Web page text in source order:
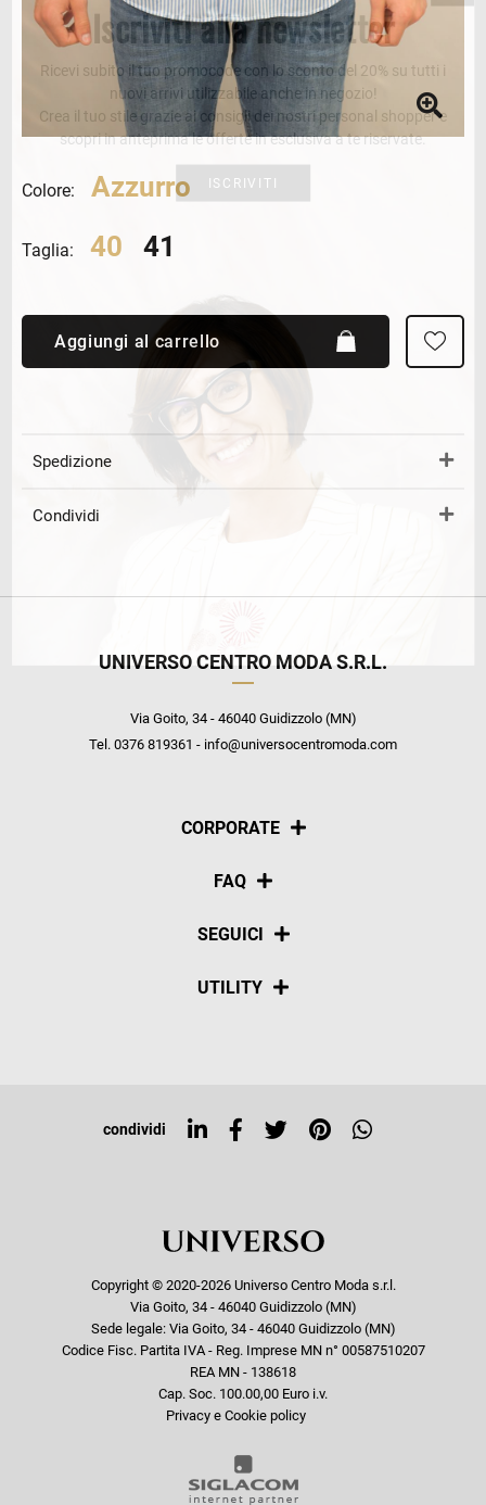
Colore: Azzurro
Taglia: 40 41
Aggiungi al carrello
Spedizione
Condividi
UNIVERSO CENTRO MODA S.R.L.
Via Goito, 34 - 46040 Guidizzolo (MN)
Tel. 0376 819361 - info@universocentromoda.com
CORPORATE
Chi siamo
FAQ
Pagamenti
SEGUICI
Social
UTILITY
Top ricerche
condividi
Copyright © 2020-2026 Universo Centro Moda s.r.l.
Via Goito, 34 - 46040 Guidizzolo (MN)
Sede legale: Via Goito, 34 - 46040 Guidizzolo (MN)
Codice Fisc. Partita IVA - Reg. Imprese MN n° 00587510207
REA MN - 138618
Cap. Soc. 100.00,00 Euro i.v.
Privacy e Cookie policy
Iscriviti alla newsletter
Ricevi subito il tuo promocode con lo sconto del 20% su tutti i
nuovi arrivi utilizzabile anche in negozio!
Crea il tuo stile grazie ai consigli dei nostri personal shopper e
scopri in anteprima le offerte in esclusiva a te riservate.
ISCRIVITI